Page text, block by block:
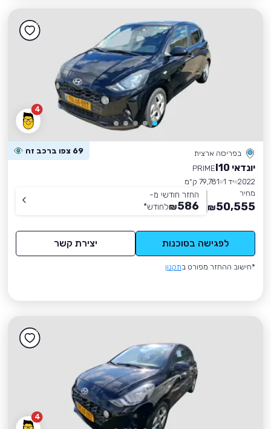
4
בפריסה ארצית 69 צפו ברכב זה
יונדאי I10
PRIME
2022 יד 1
79,781 ק״מ
מחיר
50,555
₪
החזר חודשי מ-
586
₪לחודש*
לפגישה בסוכנות יצירת קשר
*חישוב ההחזר מפורט בתקנון
4